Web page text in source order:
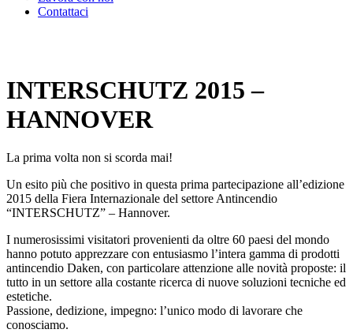
Contattaci
INTERSCHUTZ 2015 –
HANNOVER
La prima volta non si scorda mai!
Un esito più che positivo in questa prima partecipazione all’edizione
2015 della Fiera Internazionale del settore Antincendio
“INTERSCHUTZ” – Hannover.
I numerosissimi visitatori provenienti da oltre 60 paesi del mondo
hanno potuto apprezzare con entusiasmo l’intera gamma di prodotti
antincendio Daken, con particolare attenzione alle novità proposte: il
tutto in un settore alla costante ricerca di nuove soluzioni tecniche ed
estetiche.
Passione, dedizione, impegno: l’unico modo di lavorare che
conosciamo.